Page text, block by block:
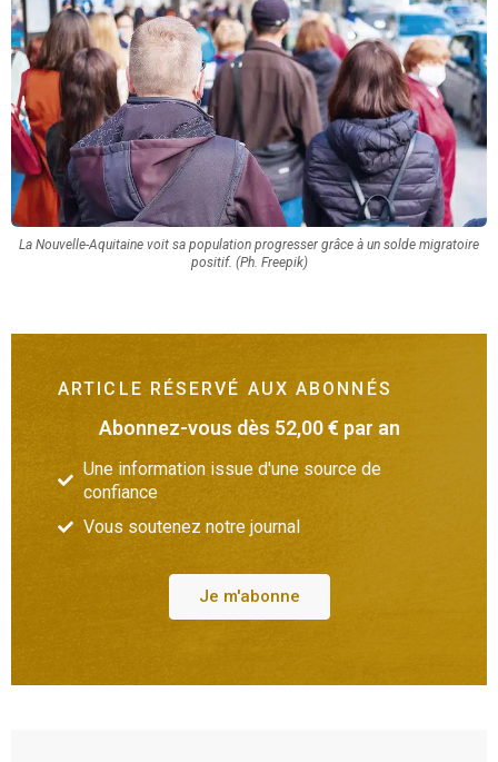
La Nouvelle-Aquitaine voit sa population progresser grâce à un solde migratoire
positif. (Ph. Freepik)
ARTICLE RÉSERVÉ AUX ABONNÉS
Abonnez-vous dès 52,00 € par an
Une information issue d'une source de
confiance
Vous soutenez notre journal
Je m'abonne